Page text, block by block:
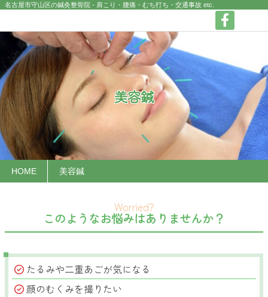
名古屋市守山区の鍼灸整骨院 - 肩こり・腰痛・むち打ち・交通事故 etc.
美容鍼
HOME 美容鍼
このようなお悩みはありませんか？
たるみや二重あごが気になる
顔のむくみを撮りたい